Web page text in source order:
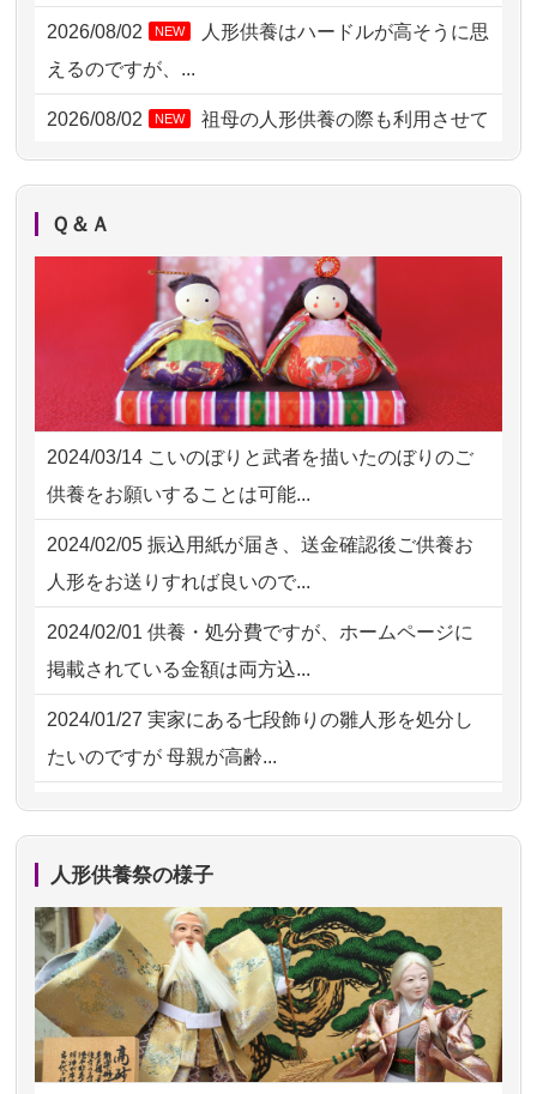
2026/08/01 11:07 さいたの方からお申込み
2026/07/31 17:28
2026/07/31 12:32 東京都の方からお申込み
2026/07/31 10:29 京都市の方からお申込み
2026/07/31 08:41
2026/07/30 22:27 墨田区の方からお申込み
2026/07/30 17:02 神奈川の方からお申込み
2026/07/30 15:59 神奈川の方からお申込み
2026/07/30 08:46 東京都の方からお申込み
2026/07/29 15:08 神奈川の方からお申込み
2026/07/29 12:23 大阪府の方からお申込み
2026/08/02 NEW
人形供養はハードルが高そうに思
えるのですが、...
2026/08/02 NEW
祖母の人形供養の際も利用させて
いただき安心感がある
供養の内容（料金や送り方等）がとて
も丁寧に説...
2026/07/18つい先日も利用させていただきまし
た。 手続...
2026/07/18 大切にしていたお人形をきちんと供養
してくださ...
2026/07/15 子供の頃から可愛がってきた七段飾り
の雛人形で...
2026/07/15 お客様の声を読み、丁寧に供養してい
ただけそう...
2026/07/13 遠方からでもご依頼出来る点と申込ま
での方法が...
2026/07/10家から近かったので。
2026/07/08誰も住んでいない実家の片付けを始め
ました。 ...
2026/07/069年間自由が丘店を見守ってくれてあり
がとう。
Ｑ＆Ａ
2024/03/14 こいのぼりと武者を描いたのぼりのご
供養をお願いすることは可能...
2024/02/05 振込用紙が届き、送金確認後ご供養お
人形をお送りすれば良いので...
2024/02/01 供養・処分費ですが、ホームページに
掲載されている金額は両方込...
2024/01/27 実家にある七段飾りの雛人形を処分し
たいのですが 母親が高齢...
2024/01/13剥製の供養・処分をお願いできます
ですが？
2024/01/13お雛様のセットを供養・処分したいの
ですが、お雛様とお内裏様だ...
2024/01/13供養申込みの後、供養祭までお人形は
人形供養祭の様子